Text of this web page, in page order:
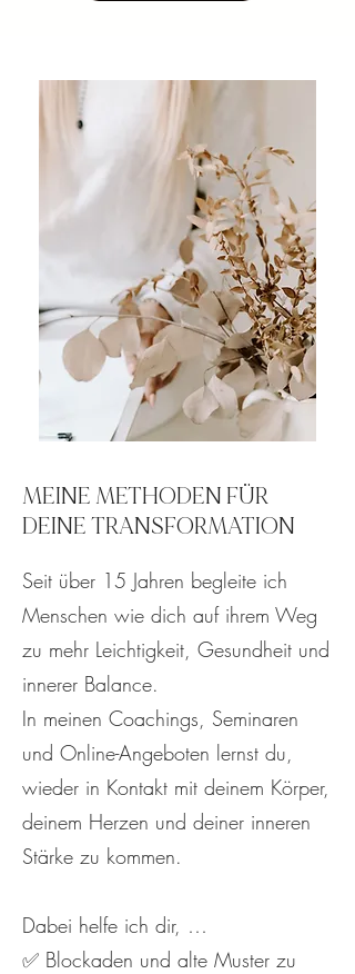
MEINE METHODEN FÜR
DEINE TRANSFORMATION
Seit über 15 Jahren begleite ich
Menschen wie dich auf ihrem Weg
zu mehr Leichtigkeit, Gesundheit und
innerer Balance.
In meinen Coachings, Seminaren
und Online-Angeboten lernst du,
wieder in Kontakt mit deinem Körper,
deinem Herzen und deiner inneren
Stärke zu kommen.
Dabei helfe ich dir, …
✅ Blockaden und alte Muster zu